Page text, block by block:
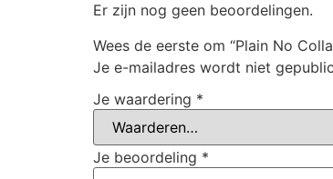
Er zijn nog geen beoordelingen.
Wees de eerste om “Plain No
Je e-mailadres wordt niet
Je waardering *
Je beoordeling *